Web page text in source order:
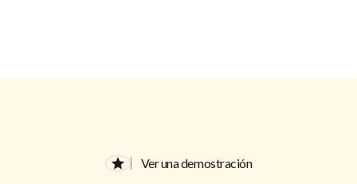
Ver una demostración